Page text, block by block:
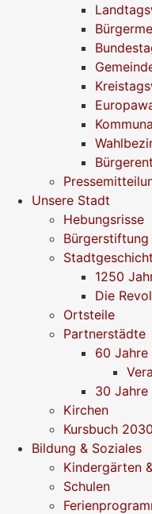
Unsere Stadt
Hebungsrisse
Bürgerstiftung
1250
Die
Ortsteile
Partnerstädte
60 Jahre
30
Kirchen
Kursbuch 2030
Bildung & Soziales
Kindergärten
Schulen